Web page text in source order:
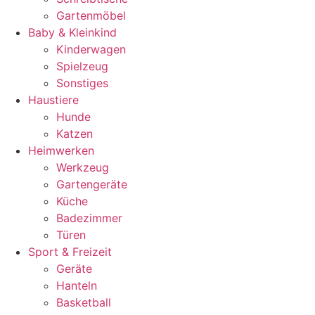
Gartenmöbel
Baby & Kleinkind
Kinderwagen
Spielzeug
Sonstiges
Haustiere
Hunde
Katzen
Heimwerken
Werkzeug
Gartengeräte
Küche
Badezimmer
Türen
Sport & Freizeit
Geräte
Hanteln
Basketball